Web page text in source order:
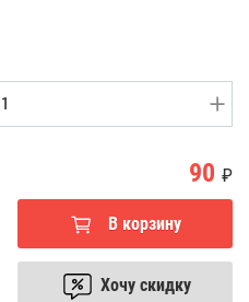
90 ₽
В корзину
Хочу скидку